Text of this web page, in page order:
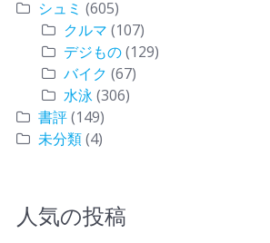
シュミ (605)
クルマ (107)
デジもの(129)
バイク (67)
水泳(306)
書評(149)
未分類(4)
人気の投稿